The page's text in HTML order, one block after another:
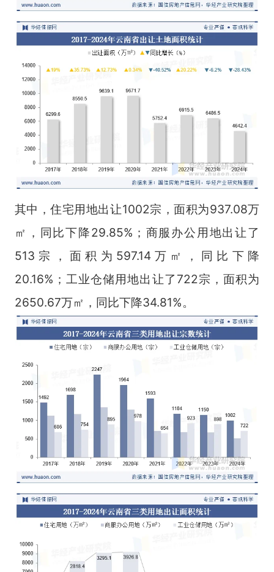
其中，住宅用地出让1002宗，面积为937.08万
㎡，同比下降29.85%；商服办公用地出让了
513宗，面积为597.14万㎡，同比下降
20.16%；工业仓储用地出让了722宗，面积为
2650.67万㎡，同比下降34.81%。